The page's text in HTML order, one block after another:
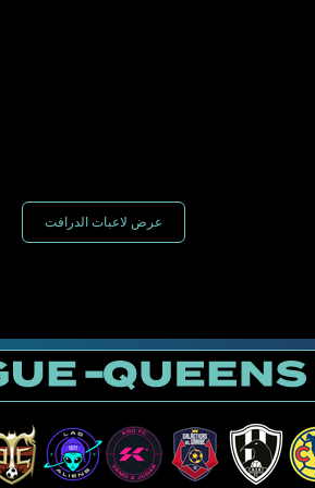
عرض لاعبات الدرافت